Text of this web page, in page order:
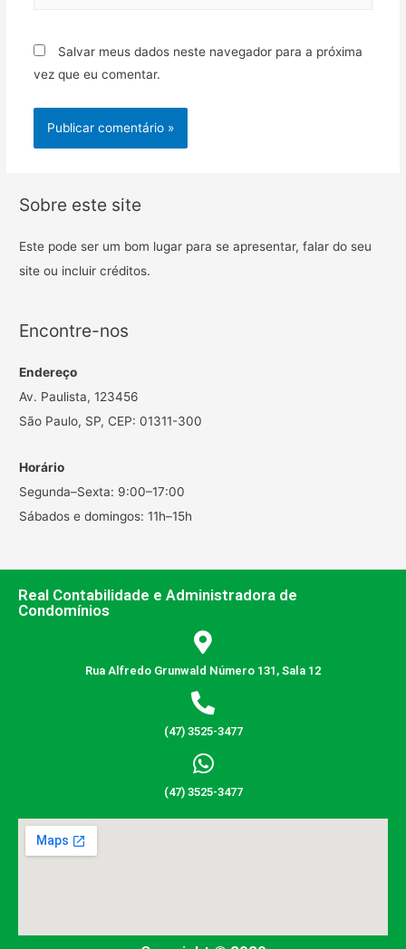
Salvar meus dados neste navegador para a próxima
vez que eu comentar.
Sobre este site
Este pode ser um bom lugar para se apresentar, falar do seu
site ou incluir créditos.
Encontre-nos
Endereço
Av. Paulista, 123456
São Paulo, SP, CEP: 01311-300
Horário
Segunda–Sexta: 9:00–17:00
Sábados e domingos: 11h–15h
Real Contabilidade e Administradora de
Condomínios
Rua Alfredo Grunwald Número 131, Sala 12
(47) 3525-3477
(47) 3525-3477